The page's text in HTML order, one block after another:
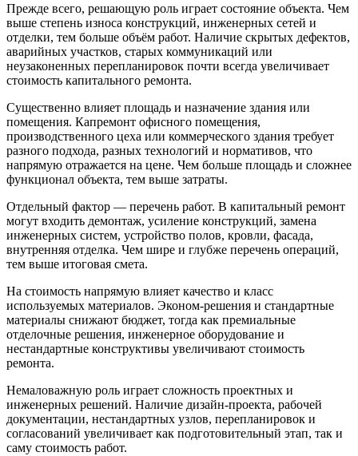
Прежде всего, решающую роль играет состояние объекта. Чем
выше степень износа конструкций, инженерных сетей и
отделки, тем больше объём работ. Наличие скрытых дефектов,
аварийных участков, старых коммуникаций или
неузаконенных перепланировок почти всегда увеличивает
стоимость капитального ремонта.
Существенно влияет площадь и назначение здания или
помещения. Капремонт офисного помещения,
производственного цеха или коммерческого здания требует
разного подхода, разных технологий и нормативов, что
напрямую отражается на цене. Чем больше площадь и сложнее
функционал объекта, тем выше затраты.
Отдельный фактор — перечень работ. В капитальный ремонт
могут входить демонтаж, усиление конструкций, замена
инженерных систем, устройство полов, кровли, фасада,
внутренняя отделка. Чем шире и глубже перечень операций,
тем выше итоговая смета.
На стоимость напрямую влияет качество и класс
используемых материалов. Эконом-решения и стандартные
материалы снижают бюджет, тогда как премиальные
отделочные решения, инженерное оборудование и
нестандартные конструктивы увеличивают стоимость
ремонта.
Немаловажную роль играет сложность проектных и
инженерных решений. Наличие дизайн-проекта, рабочей
документации, нестандартных узлов, перепланировок и
согласований увеличивает как подготовительный этап, так и
саму стоимость работ.